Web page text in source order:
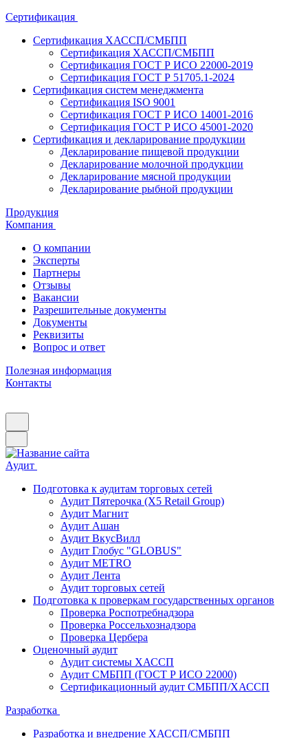
Сертификация
Сертификация ХАССП/СМБПП
Сертификация ХАССП/СМБПП
Сертификация ГОСТ Р ИСО 22000-2019
Сертификация ГОСТ Р 51705.1-2024
Сертификация систем менеджмента
Сертификация ISO 9001
Сертификация ГОСТ Р ИСО 14001-2016
Сертификация ГОСТ Р ИСО 45001-2020
Сертификация и декларирование продукции
Декларирование пищевой продукции
Декларирование молочной продукции
Декларирование мясной продукции
Декларирование рыбной продукции
Продукция
Компания
О компании
Эксперты
Партнеры
Отзывы
Вакансии
Разрешительные документы
Документы
Реквизиты
Вопрос и ответ
Полезная информация
Контакты
Аудит
Подготовка к аудитам торговых сетей
Аудит Пятерочка (X5 Retail Group)
Аудит Магнит
Аудит Ашан
Аудит ВкусВилл
Аудит Глобус "GLOBUS"
Аудит METRO
Аудит Лента
Аудит торговых сетей
Подготовка к проверкам государственных органов
Проверка Роспотребнадзора
Проверка Россельхознадзора
Проверка Цербера
Оценочный аудит
Аудит системы ХАССП
Аудит СМБПП (ГОСТ Р ИСО 22000)
Сертификационный аудит СМБПП/ХАССП
Разработка
Разработка и внедрение ХАССП/СМБПП